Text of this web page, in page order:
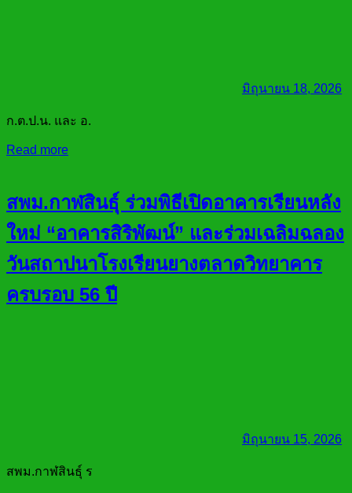
มิถุนายน 18, 2026
ก.ต.ป.น. และ อ.
Read more
สพม.กาฬสินธุ์ ร่วมพิธีเปิดอาคารเรียนหลัง
ใหม่ “อาคารสิริพัฒน์” และร่วมเฉลิมฉลอง
วันสถาปนาโรงเรียนยางตลาดวิทยาคาร
ครบรอบ 56 ปี
มิถุนายน 15, 2026
สพม.กาฬสินธุ์ ร